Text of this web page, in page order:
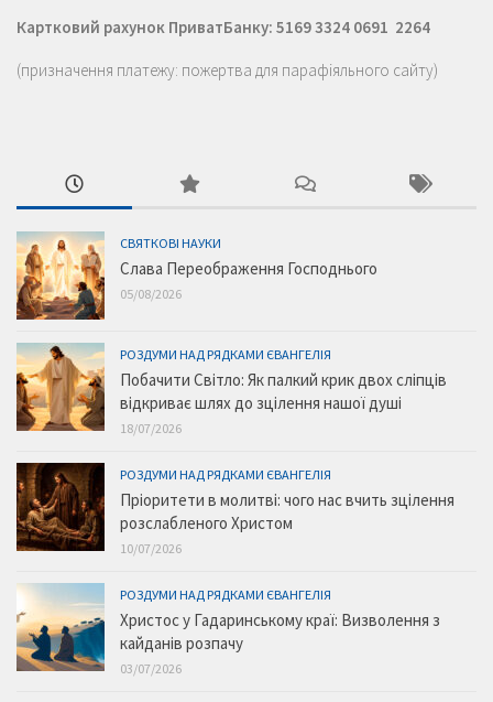
Картковий рахунок ПриватБанку: 5169 3324 0691 2264
(призначення платежу: пожертва для парафіяльного сайту)
СВЯТКОВІ НАУКИ
Слава Переображення Господнього
05/08/2026
РОЗДУМИ НАД РЯДКАМИ ЄВАНГЕЛІЯ
Побачити Світло: Як палкий крик двох сліпців
відкриває шлях до зцілення нашої душі
18/07/2026
РОЗДУМИ НАД РЯДКАМИ ЄВАНГЕЛІЯ
Пріоритети в молитві: чого нас вчить зцілення
розслабленого Христом
10/07/2026
РОЗДУМИ НАД РЯДКАМИ ЄВАНГЕЛІЯ
Христос у Гадаринському краї: Визволення з
кайданів розпачу
03/07/2026